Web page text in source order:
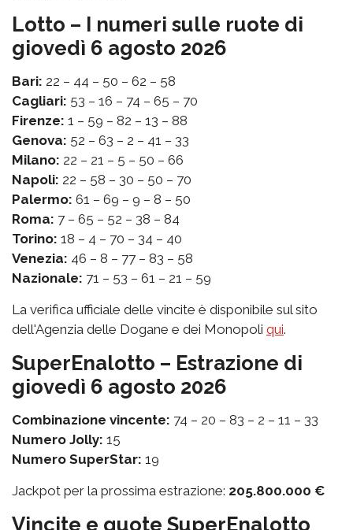
Lotto – I numeri sulle ruote di
giovedì 6 agosto 2026
Bari: 22 – 44 – 50 – 62 – 58
Cagliari: 53 – 16 – 74 – 65 – 70
Firenze: 1 – 59 – 82 – 13 – 88
Genova: 52 – 63 – 2 – 41 – 33
Milano: 22 – 21 – 5 – 50 – 66
Napoli: 22 – 58 – 30 – 50 – 70
Palermo: 61 – 69 – 9 – 8 – 50
Roma: 7 – 65 – 52 – 38 – 84
Torino: 18 – 4 – 70 – 34 – 40
Venezia: 46 – 8 – 77 – 83 – 58
Nazionale: 71 – 53 – 61 – 21 – 59
La verifica ufficiale delle vincite è disponibile sul sito
dell'Agenzia delle Dogane e dei Monopoli qui.
SuperEnalotto – Estrazione di
giovedì 6 agosto 2026
Combinazione vincente: 74 – 20 – 83 – 2 – 11 – 33
Numero Jolly: 15
Numero SuperStar: 19
Jackpot per la prossima estrazione: 205.800.000 €
Vincite e quote SuperEnalotto